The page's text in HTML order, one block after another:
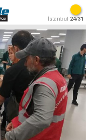
İstanbul 24/31